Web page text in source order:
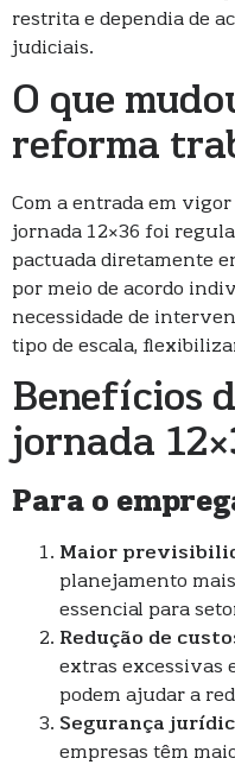
restrita e dependia de
judiciais.
O que
reforma
Com a entrada em vigor
jornada 12×36 foi
pactuada diretamente
por meio de acordo
necessidade de
tipo de escala,
Benefícios
jornada
Para o
Maior
planejamento mais
essencial para
Redução de
extras excessivas
podem ajudar a
Segurança
empresas têm